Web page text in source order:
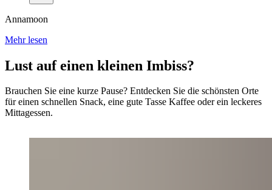
Annamoon
Mehr lesen
Lust auf einen kleinen Imbiss?
Brauchen Sie eine kurze Pause? Entdecken Sie die schönsten Orte
für einen schnellen Snack, eine gute Tasse Kaffee oder ein leckeres
Mittagessen.